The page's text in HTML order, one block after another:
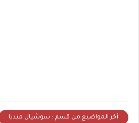
أخر المواضيع من قسم : سوشيال ميديا